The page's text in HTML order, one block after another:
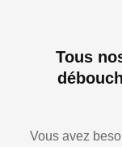
Tous
Vous avez